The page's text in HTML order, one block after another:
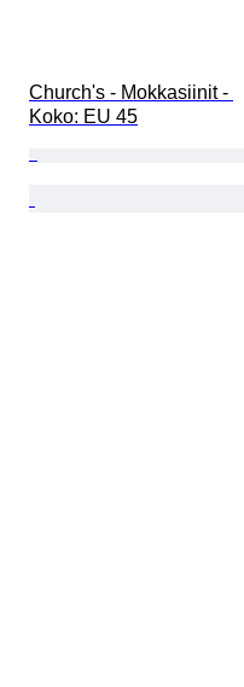
Church's - Mokkasiinit -
Koko: EU 45